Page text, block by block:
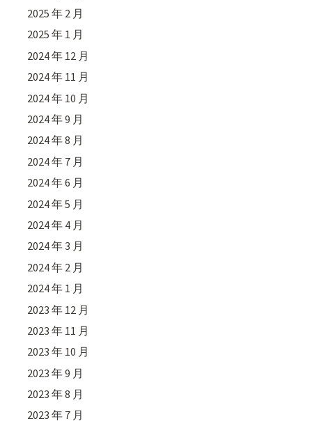
2025 年 2 月
2025 年 1 月
2024 年 12 月
2024 年 11 月
2024 年 10 月
2024 年 9 月
2024 年 8 月
2024 年 7 月
2024 年 6 月
2024 年 5 月
2024 年 4 月
2024 年 3 月
2024 年 2 月
2024 年 1 月
2023 年 12 月
2023 年 11 月
2023 年 10 月
2023 年 9 月
2023 年 8 月
2023 年 7 月